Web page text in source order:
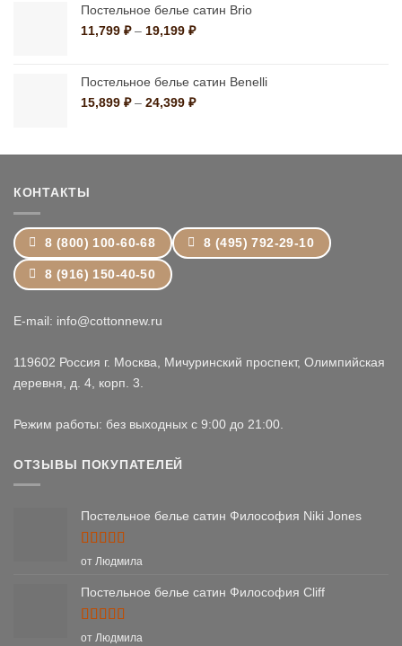
–
19,199 ₽
Постельное белье сатин Brio
11,799 ₽ – 19,199 ₽Диапазон
–
19,199 ₽
Постельное белье сатин Benelli
15,899 ₽ – 24,399 ₽Диапазон
–
КОНТАКТЫ
8 (800) 100-60-68 8 (495) 792-29-10
8 (916) 150-40-50
E-mail: info@cottonnew.ru
119602 Россия г. Москва, Мичуринский проспект, Олимпийская
деревня, д. 4, корп. 3.
Режим работы: без выходных с 9:00 до 21:00.
ОТЗЫВЫ ПОКУПАТЕЛЕЙ
Постельное белье сатин Философия Niki Jones
Оценка5
от Людмила
Постельное белье сатин Философия Cliff
Оценка5
от Людмила